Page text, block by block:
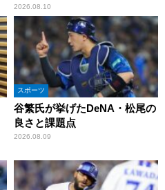
『オールナイトニッポン
0(ZERO)』に登場！
2026.08.10
スポーツ
谷繁氏が挙げたDeNA・松尾の
良さと課題点
2026.08.09